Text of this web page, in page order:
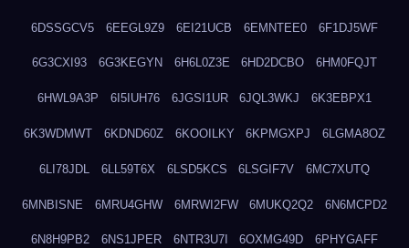
6DSSGCV5 6EEGL9Z9 6EI21UCB 6EMNTEE0 6F1DJ5WF
6G3CXI93 6G3KEGYN 6H6L0Z3E 6HD2DCBO 6HM0FQJT
6HWL9A3P 6I5IUH76 6JGSI1UR 6JQL3WKJ 6K3EBPX1
6K3WDMWT 6KDND60Z 6KOOILKY 6KPMGXPJ 6LGMA8OZ
6LI78JDL 6LL59T6X 6LSD5KCS 6LSGIF7V 6MC7XUTQ
6MNBISNE 6MRU4GHW 6MRWI2FW 6MUKQ2Q2 6N6MCPD2
6N8H9PB2 6NS1JPER 6NTR3U7I 6OXMG49D 6PHYGAFF